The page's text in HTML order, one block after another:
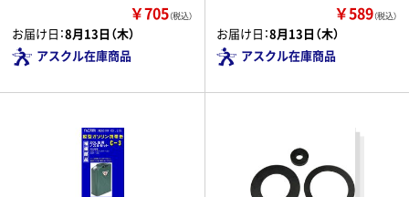
￥705（税込）
お届け日：8月13日（木）
アスクル在庫商品
￥589（税込）
お届け日：8月13日（木）
アスクル在庫商品